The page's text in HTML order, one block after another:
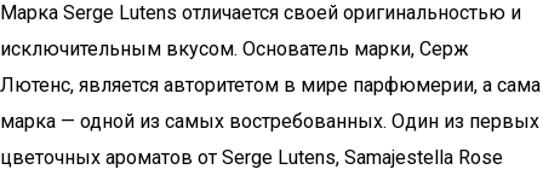
Марка Serge Lutens отличается своей оригинальностью и
исключительным вкусом. Основатель марки, Серж
Лютенс, является авторитетом в мире парфюмерии, а сама
марка — одной из самых востребованных. Один из первых
цветочных ароматов от Serge Lutens, Samajestella Rose